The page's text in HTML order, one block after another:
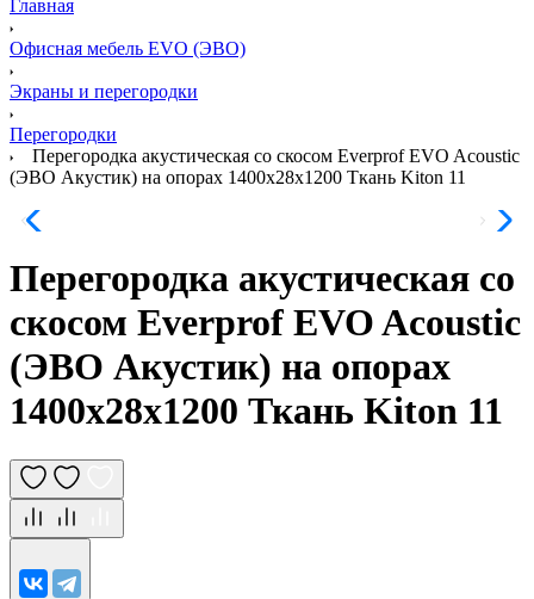
Главная
Офисная мебель EVO (ЭВО)
Экраны и перегородки
Перегородки
Перегородка акустическая со скосом Everprof EVO Acoustic
(ЭВО Акустик) на опорах 1400х28х1200 Ткань Kiton 11
Перегородка акустическая со
скосом Everprof EVO Acoustic
(ЭВО Акустик) на опорах
1400х28х1200 Ткань Kiton 11